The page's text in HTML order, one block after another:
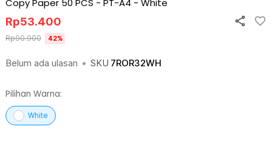
Copy Paper 50 PCS - PT-A4 - White
Belum ada ulasan • SKU 7ROR32WH
Rp53.400
Rp90.900 42%
Pilihan Warna:
White